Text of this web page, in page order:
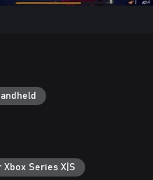
Series X|S